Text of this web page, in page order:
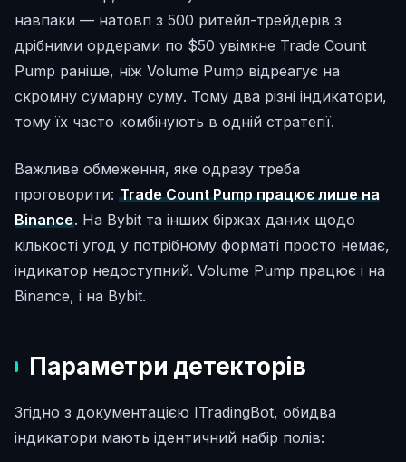
навпаки — натовп з 500 ритейл-трейдерів з
дрібними ордерами по $50 увімкне Trade Count
Pump раніше, ніж Volume Pump відреагує на
скромну сумарну суму. Тому два різні індикатори,
тому їх часто комбінують в одній стратегії.
Важливе обмеження, яке одразу треба
проговорити: Trade Count Pump працює лише на
Binance. На Bybit та інших біржах даних щодо
кількості угод у потрібному форматі просто немає,
індикатор недоступний. Volume Pump працює і на
Binance, і на Bybit.
Параметри детекторів
Згідно з документацією ITradingBot, обидва
індикатори мають ідентичний набір полів: